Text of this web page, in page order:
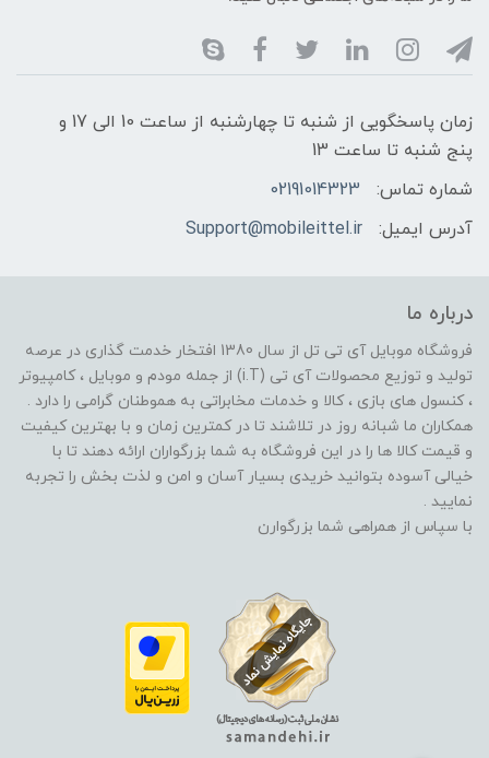
زمان پاسخگویی از شنبه تا چهارشنبه از ساعت 10 الی 17 و
پنج شنبه تا ساعت 13
شماره تماس:
02191014323
آدرس ایمیل:
Support@mobileittel.ir
درباره ما
فروشگاه موبایل آی تی تل از سال 1380 افتخار خدمت گذاری در عرصه
تولید و توزیع محصولات آی تی (i.T) از جمله مودم و موبایل ، کامپیوتر
، کنسول های بازی ، کالا و خدمات مخابراتی به هموطنان گرامی را دارد .
همکاران ما شبانه روز در تلاشند تا در کمترین زمان و با بهترین کیفیت
و قیمت کالا ها را در این فروشگاه به شما بزرگواران ارائه دهند تا با
خیالی آسوده بتوانید خریدی بسیار آسان و امن و لذت بخش را تجربه
نمایید .
با سپاس از همراهی شما بزرگوارن